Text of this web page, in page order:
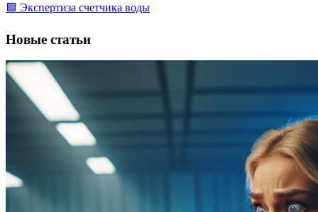
🟩 Экспертиза счетчика воды
Новые статьи